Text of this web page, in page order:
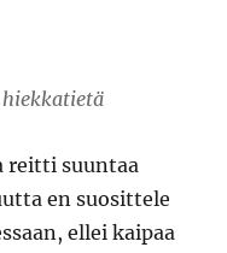
reitti suuntaa
en suosittele
ellei kaipaa